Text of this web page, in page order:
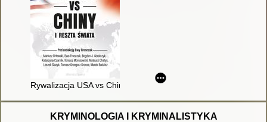
Rywalizacja USA vs Chiny i reszta świata
KRYMINOLOGIA I KRYMINALISTYKA